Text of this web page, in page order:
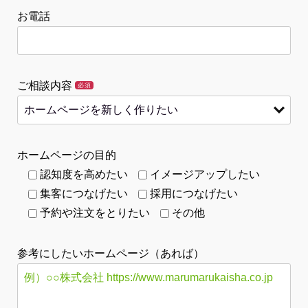
お電話
ご相談内容 必須
ホームページの目的
認知度を高めたい
イメージアップしたい
集客につなげたい
採用につなげたい
予約や注文をとりたい
その他
参考にしたいホームページ（あれば）